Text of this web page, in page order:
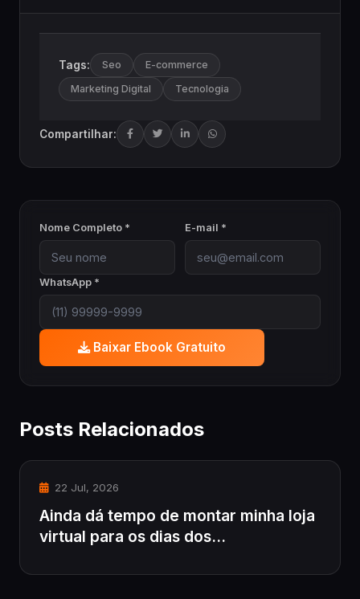
Tags: Seo
E-commerce
Marketing Digital
Tecnologia
Compartilhar:
Nome Completo * E-mail *
WhatsApp *
Baixar Ebook Gratuito
Posts Relacionados
22 Jul, 2026
Ainda dá tempo de montar minha loja
virtual para os dias dos...